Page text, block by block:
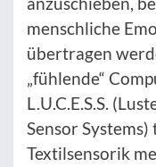
menschliche
übertragen
„fühlende“
L.U.C.E.S.S.
Sensor
Textilsensorik